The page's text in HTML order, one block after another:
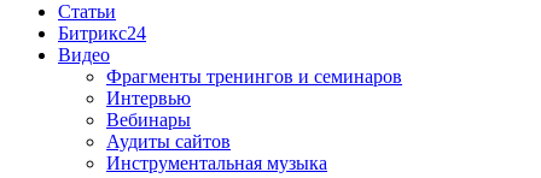
Статьи
Битрикс24
Видео
Фрагменты тренингов и семинаров
Интервью
Вебинары
Аудиты сайтов
Инструментальная музыка